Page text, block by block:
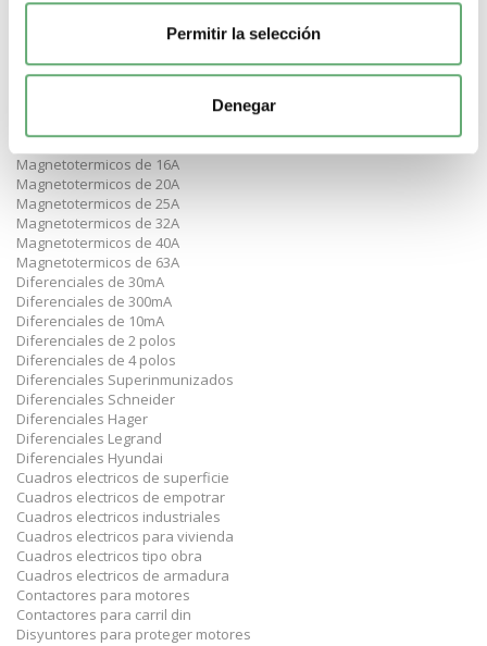
Permitir la selección
Denegar
Magnetotermicos de 10kA
Magnetotermicos de 16kA
Magnetotermicos Schneider
Magnetotermicos Hager
Magnetotermicos de 10A
Magnetotermicos de 16A
Magnetotermicos de 20A
Magnetotermicos de 25A
Magnetotermicos de 32A
Magnetotermicos de 40A
Magnetotermicos de 63A
Diferenciales de 30mA
Diferenciales de 300mA
Diferenciales de 10mA
Diferenciales de 2 polos
Diferenciales de 4 polos
Diferenciales Superinmunizados
Diferenciales Schneider
Diferenciales Hager
Diferenciales Legrand
Diferenciales Hyundai
Cuadros electricos de superficie
Cuadros electricos de empotrar
Cuadros electricos industriales
Cuadros electricos para vivienda
Cuadros electricos tipo obra
Cuadros electricos de armadura
Contactores para motores
Contactores para carril din
Disyuntores para proteger motores